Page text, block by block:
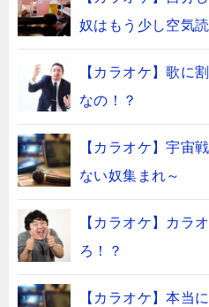
奴はもう少し空気
【カラオケ】歌に
なの！？
【カラオケ】宇宙
ない奴集まれ～
【カラオケ】カラ
ろ！？
【カラオケ】本当